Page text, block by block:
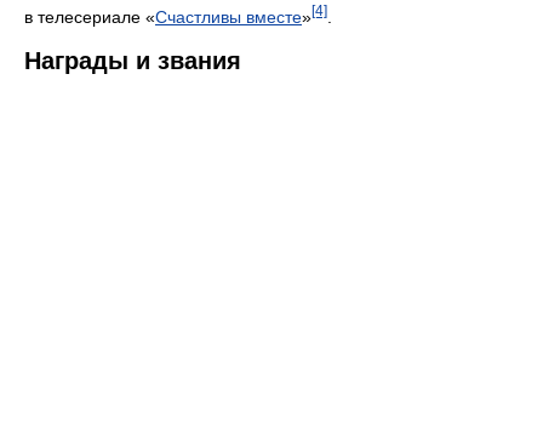
в телесериале «Счастливы вместе»[4]
Награды и звания